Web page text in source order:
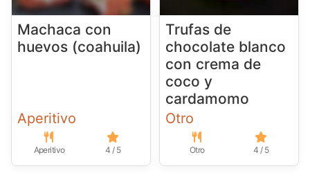
Machaca con
huevos (coahuila)
Aperitivo
Aperitivo 4 / 5
Trufas de
chocolate blanco
con crema de
coco y
cardamomo
Otro
Otro 4 / 5